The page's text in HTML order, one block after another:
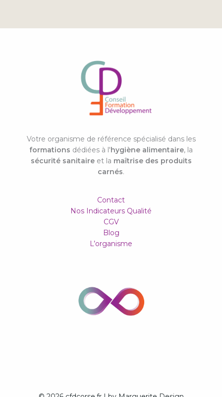
Votre organisme de référence spécialisé dans les
formations dédiées à l'hygiène alimentaire, la
sécurité sanitaireet la maîtrise des produits
carnés.
Contact
Nos Indicateurs Qualité
CGV
Blog
L’organisme